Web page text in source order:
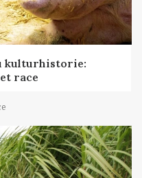
kulturhistorie:
race